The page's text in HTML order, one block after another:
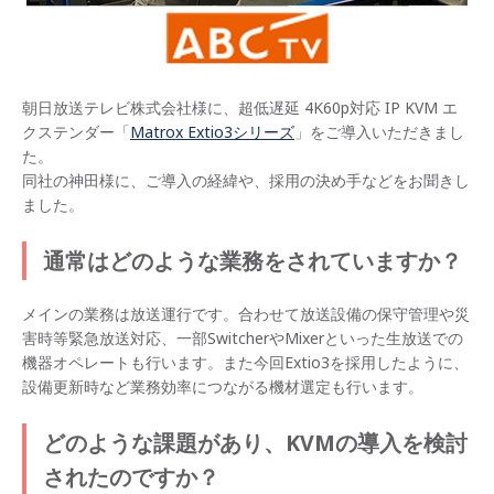
朝日放送テレビ株式会社様に、超低遅延 4K60p対応 IP KVM エ
クステンダー「Matrox Extio3シリーズ 」をご導入いただきまし
た。
同社の神田様に、ご導入の経緯や、採用の決め手などをお聞きし
ました。
通常はどのような業務をされていますか？
メインの業務は放送運行です。合わせて放送設備の保守管理や災
害時等緊急放送対応、一部SwitcherやMixerといった生放送での
機器オペレートも行います。また今回Extio3を採用したように、
設備更新時など業務効率につながる機材選定も行います。
どのような課題があり、KVMの導入を検討
されたのですか？